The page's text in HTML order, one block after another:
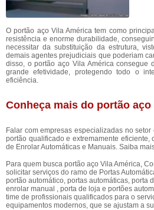
O portão aço Vila América tem como
resistência e enorme durabilidade,
necessitar da substituição da estrutura,
demais agentes prejudiciais que poderiam
disso, o portão aço Vila América consegue
grande efetividade, protegendo todo o
eficiência.
Conheça mais do portão aço
Falar com empresas especializadas no
portão qualificado e extremamente eficiente,
de Enrolar Automáticas e Manuais. Saiba
Para quem busca portão aço Vila América,
solicitar serviços do ramo de Portas
portão automático, portas automáticas, porta
enrolar manual , porta de loja e portões
time de profissionais qualificados para o
equipamentos modernos, que se ajustam a